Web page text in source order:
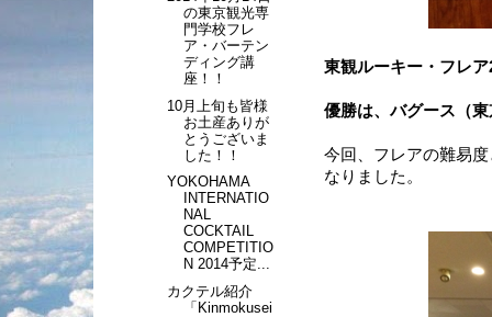
東観ルーキー・フレ
優勝は、バグース（
今回、フレアの難易
なりました。
の東京観光専
門学校フレ
ア・バーテン
ディング講
座！！
10月上旬も皆様
お土産ありが
とうございま
した！！
YOKOHAMA
INTERNATIO
NAL
COCKTAIL
COMPETITIO
N 2014予定...
カクテル紹介
「Kinmokusei